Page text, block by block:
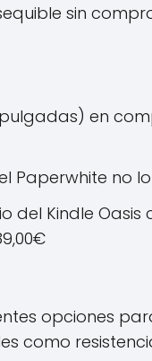
sin
en
Paperwhite no lo
del Kindle Oasis
opciones
como